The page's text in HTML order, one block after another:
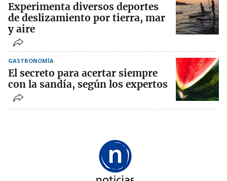
Experimenta diversos deportes
de deslizamiento por tierra, mar
y aire
GASTRONOMÍA
El secreto para acertar siempre
con la sandía, según los expertos